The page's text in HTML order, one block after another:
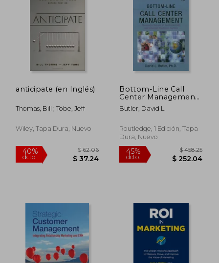
dcto. $ 324.27
40%
dcto.
45%
dcto.
$ 79.40
$ 43.67
40%
dcto.
anticipate (en Inglés)
Thomas, Bill ; Tobe, Jeff
Wiley, Tapa Dura, Nuevo
Bottom-Line Call
Center Management
(en Inglés)
Butler, David L.
Routledge, 1 Edición, Tapa
Dura, Nuevo